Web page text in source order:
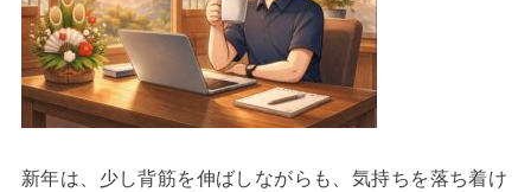
新年は、少し背筋を伸ばしながらも、気持ちを落ち着け